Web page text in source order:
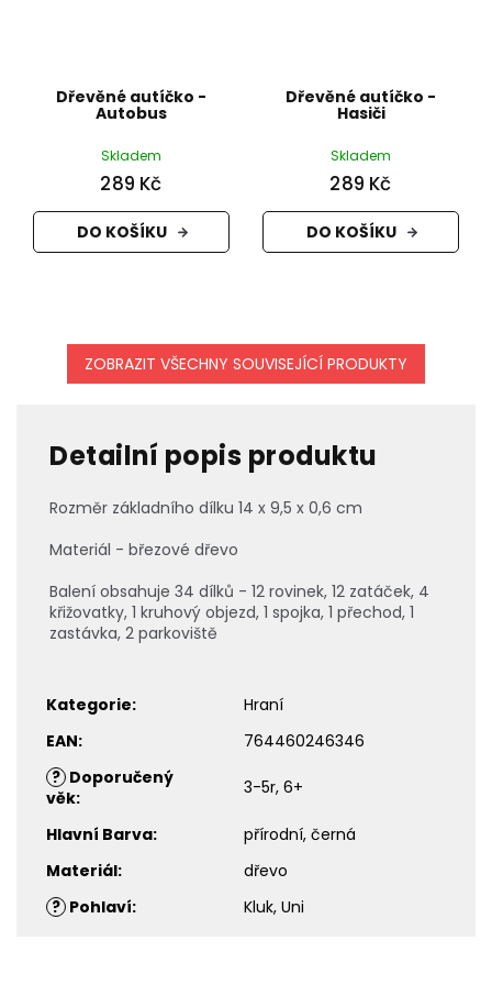
Dřevěné autíčko -
Autobus
Skladem
289 Kč
DO KOŠÍKU
Dřevěné autíčko -
Hasiči
Skladem
289 Kč
DO KOŠÍKU
ZOBRAZIT VŠECHNY SOUVISEJÍCÍ PRODUKTY
Detailní popis produktu
Rozměr základního dílku 14 x 9,5 x 0,6 cm
Materiál - březové dřevo
Balení obsahuje 34 dílků - 12 rovinek, 12 zatáček, 4
křižovatky, 1 kruhový objezd, 1 spojka, 1 přechod, 1
zastávka, 2 parkoviště
Kategorie:
Hraní
EAN:
764460246346
? Doporučený
věk: 3-5r, 6+
Hlavní Barva:
přírodní, černá
Materiál:
dřevo
? Pohlaví: Kluk, Uni